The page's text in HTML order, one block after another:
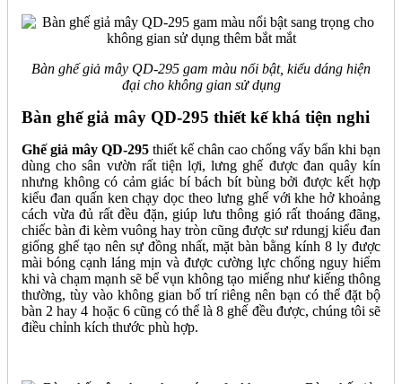
Bàn ghế giả mây QD-295 gam màu nổi bật, kiểu dáng hiện
đại cho không gian sử dụng
Bàn ghế giả mây QD-295 thiết kế khá tiện nghi
Ghế giả mây QD-295 thiết kế chân cao chống vấy bẩn khi bạn
dùng cho sân vườn rất tiện lợi, lưng ghế được đan quây kín
nhưng không có cảm giác bí bách bít bùng bởi được kết hợp
kiểu đan quấn ken chạy dọc theo lưng ghế với khe hở khoảng
cách vừa đủ rất đều đặn, giúp lưu thông gió rất thoáng đãng,
chiếc bàn đi kèm vuông hay tròn cũng được sư rdungj kiểu đan
giống ghế tạo nên sự đồng nhất, mặt bàn bằng kính 8 ly được
mài bóng cạnh láng mịn và được cường lực chống nguy hiểm
khi và chạm mạnh sẽ bể vụn không tạo miểng như kiếng thông
thường, tùy vào không gian bố trí riêng nên bạn có thể đặt bộ
bàn 2 hay 4 hoặc 6 cũng có thể là 8 ghế đều được, chúng tôi sẽ
điều chỉnh kích thước phù hợp.